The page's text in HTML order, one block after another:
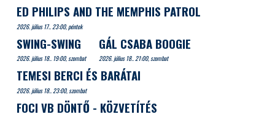
ED PHILIPS AND THE MEMPHIS PATROL
2026. július 17.. 23:00, péntek
SWING-SWING
2026. július 18.. 19:00, szombat
GÁL CSABA BOOGIE
2026. július 18.. 21:00, szombat
TEMESI BERCI ÉS BARÁTAI
2026. július 18.. 23:00, szombat
FOCI VB DÖNTŐ - KÖZVETÍTÉS